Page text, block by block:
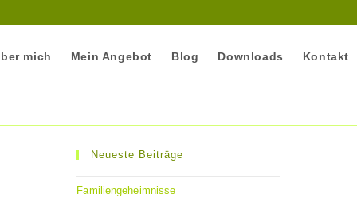
mich Mein Angebot Blog Downloads Kontakt
Neueste Beiträge
Familiengeheimnisse